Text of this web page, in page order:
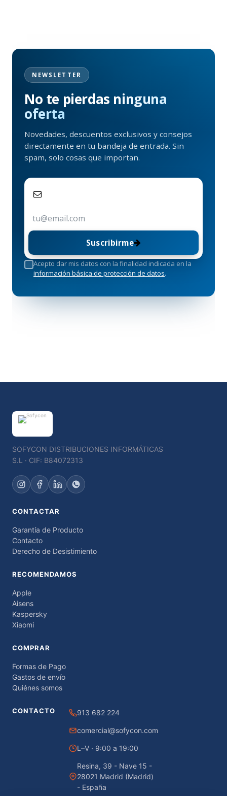
NEWSLETTER
No te pierdas ninguna
oferta
Novedades, descuentos exclusivos y consejos
directamente en tu bandeja de entrada. Sin
spam, solo cosas que importan.
Suscribirme
Acepto dar mis datos con la finalidad indicada en la
información básica de protección de datos.
SOFYCON DISTRIBUCIONES INFORMÁTICAS
S.L · CIF: B84072313
CONTACTAR
Garantía de Producto
Contacto
Derecho de Desistimiento
RECOMENDAMOS
Apple
Aisens
Kaspersky
Xiaomi
COMPRAR
Formas de Pago
Gastos de envío
Quiénes somos
CONTACTO 913 682 224
comercial@sofycon.com
L–V · 9:00 a 19:00
Resina, 39 - Nave 15 -
28021 Madrid (Madrid)
- España